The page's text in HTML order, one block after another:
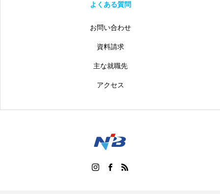
よくある質問
お問い合わせ
資料請求
主な就職先
アクセス